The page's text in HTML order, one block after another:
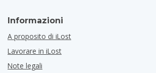
Informazioni
A proposito di iLost
Lavorare in iLost
Note legali